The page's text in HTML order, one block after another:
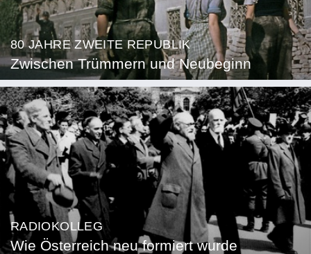
80 JAHRE ZWEITE REPUBLIK
Zwischen Trümmern und Neubeginn
RADIOKOLLEG
Wie Österreich neu formiert wurde